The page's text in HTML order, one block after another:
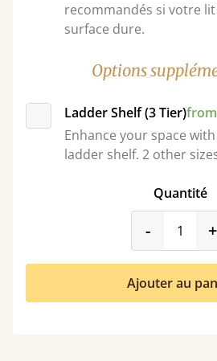
recommandés si votre
surface dure.
Options
Ladder Shelf (3 Tier)
Enhance your space
ladder shelf. 2 other
Quantité
- +
Ajouter au